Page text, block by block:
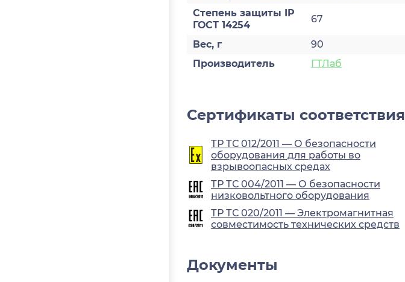
Степень защиты IP
ГОСТ 14254
67
Вес, г
90
Производитель
ГТЛаб
Сертификаты соответствия
ТР ТС 012/2011 — О безопасности
оборудования для работы во
взрывоопасных средах
ТР ТС 004/2011 — О безопасности
низковольтного оборудования
ТР ТС 020/2011 — Электромагнитная
совместимость технических средств
Документы